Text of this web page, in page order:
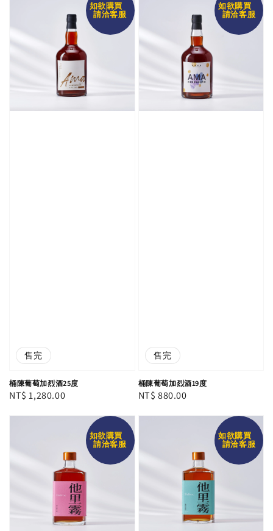
售完
如欲購買
請洽客服
桶陳葡萄加烈酒25度
Regular
NT$ 1,280.00
售完
如欲購買
請洽客服
桶陳葡萄加烈酒19度
Regular
NT$ 880.00
如欲購買
請洽客服
如欲購買
請洽客服